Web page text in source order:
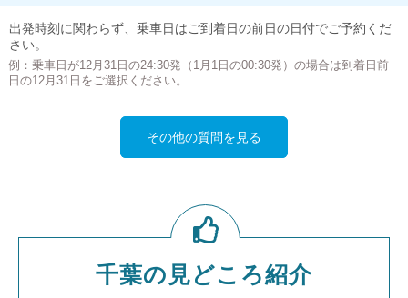
出発時刻に関わらず、乗車日はご到着日の前日の日付でご予約くだ
さい。
例：乗車日が12月31日の24:30発（1月1日の00:30発）の場合は到着日前
日の12月31日をご選択ください。
その他の質問を見る
千葉の見どころ紹介